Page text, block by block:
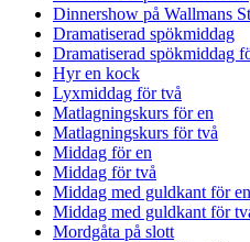
Dinnershow på Wallmans
Dramatiserad spökmiddag
Dramatiserad spökmiddag
Hyr en kock
Lyxmiddag för två
Matlagningskurs för en
Matlagningskurs för två
Middag för en
Middag för två
Middag med guldkant för en
Middag med guldkant för
Mordgåta på slott